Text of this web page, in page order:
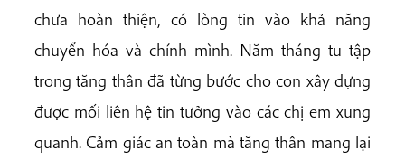
chưa hoàn thiện, có lòng tin vào khả năng
chuyển hóa và chính mình. Năm tháng tu tập
trong tăng thân đã từng bước cho con xây dựng
được mối liên hệ tin tưởng vào các chị em xung
quanh. Cảm giác an toàn mà tăng thân mang lại